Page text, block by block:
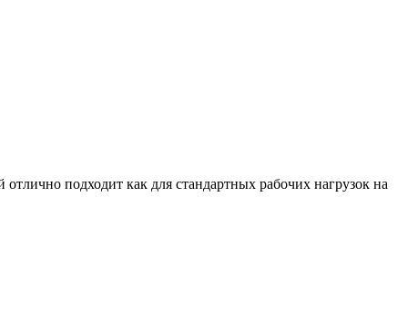
подходит как для стандартных рабочих нагрузок на